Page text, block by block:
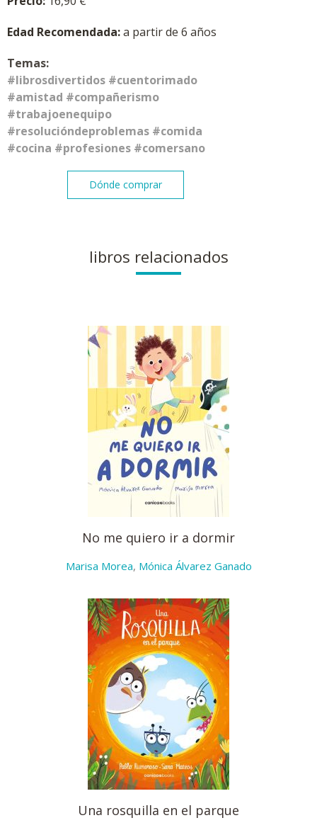
Edad Recomendada:a partir de 6 años
Temas:
#librosdivertidos #cuentorimado
#amistad #compañerismo
#trabajoenequipo
#resolucióndeproblemas #comida
#cocina #profesiones #comersano
Dónde comprar
libros relacionados
No me quiero ir a dormir
Marisa Morea, Mónica Álvarez Ganado
Una rosquilla en el parque